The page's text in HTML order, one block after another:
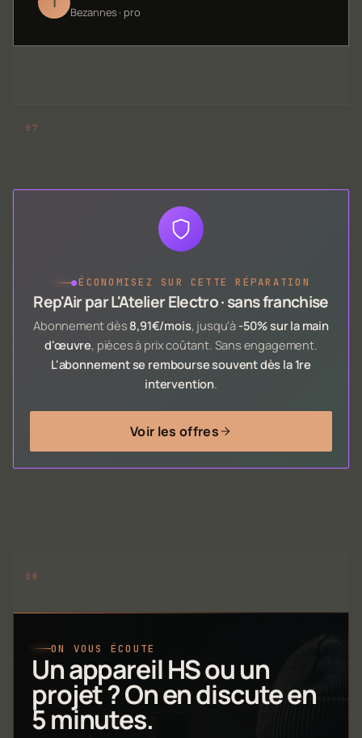
Bezannes · pro
●ÉCONOMISEZ SUR CETTE RÉPARATION
Rep'Air par L'Atelier Electro · sans franchise
Abonnement dès 8,91€/mois, jusqu'à -50% sur la main
d'œuvre, pièces à prix coûtant. Sans engagement.
L'abonnement se rembourse souvent dès la 1re
intervention.
Voir les offres
ON VOUS ÉCOUTE
Un appareil HS ou un
projet ? On en discute en
5 minutes.